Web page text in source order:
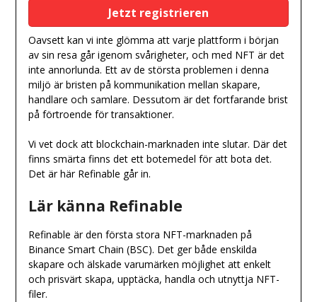
Oavsett kan vi inte glömma att varje plattform i början
av sin resa går igenom svårigheter, och med NFT är det
inte annorlunda. Ett av de största problemen i denna
miljö är bristen på kommunikation mellan skapare,
handlare och samlare. Dessutom är det fortfarande brist
på förtroende för transaktioner.
Vi vet dock att blockchain-marknaden inte slutar. Där det
finns smärta finns det ett botemedel för att bota det.
Det är här Refinable går in.
Lär känna Refinable
Refinable är den första stora NFT-marknaden på
Binance Smart Chain (BSC). Det ger både enskilda
skapare och älskade varumärken möjlighet att enkelt
och prisvärt skapa, upptäcka, handla och utnyttja NFT-
filer.